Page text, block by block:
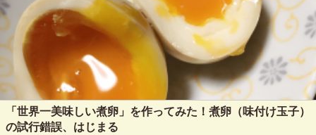
「世界一美味しい煮卵」を作ってみた！煮卵（味付け玉子）
の試行錯誤、はじまる